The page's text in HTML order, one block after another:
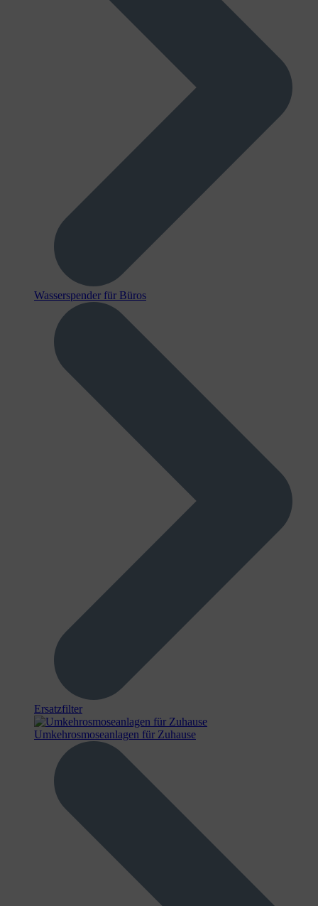
Wasserspender für Büros
Ersatzfilter
Umkehrosmoseanlagen für Zuhause